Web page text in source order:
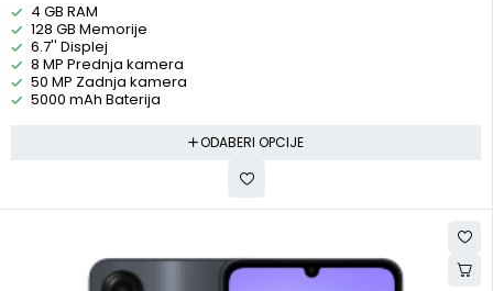
4 GB RAM
128 GB Memorije
6.7'' Displej
8 MP Prednja kamera
50 MP Zadnja kamera
5000 mAh Baterija
ODABERI OPCIJE